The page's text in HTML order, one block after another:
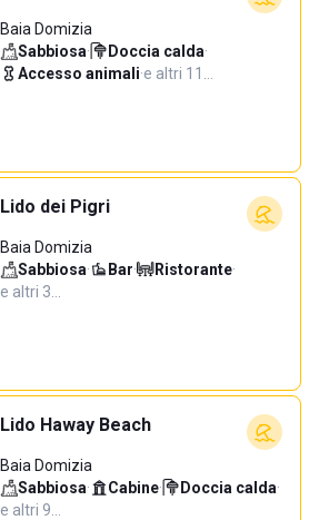
Baia Domizia
Sabbiosa· Doccia calda·
Accesso animali·e altri 11…
Lido dei Pigri
Baia Domizia
Sabbiosa· Bar· Ristorante·
e altri 3…
Lido Haway Beach
Baia Domizia
Sabbiosa· Cabine· Doccia calda·
e altri 9…